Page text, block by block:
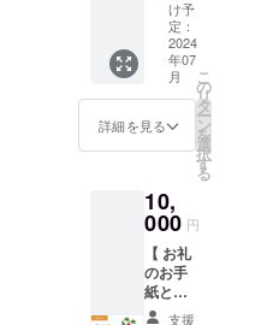
ンダム
になり
ますの
でご了
承くだ
さい。
※カ
になり
ますの
でご了
承くだ
さい。
※シルク
スク
o farm
産とう
もろこ
し ●お
礼のお
手紙 ●
ポスト
カード
●活動報
ル
nanairo
farmの
看板商
品、甘
味たっ
ぷりの
け予
定：
2024
年07
月
詳細を見る
こ
の
リ
タ
ー
ン
を
選
択
す
る
10,
000 円
【 お礼
のお手
紙と活
動報告
支援